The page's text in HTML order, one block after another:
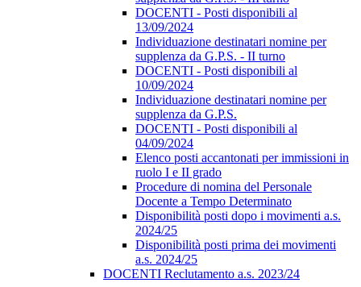
DOCENTI - Posti disponibili al
13/09/2024
Individuazione destinatari nomine per
supplenza da G.P.S. - II turno
DOCENTI - Posti disponibili al
10/09/2024
Individuazione destinatari nomine per
supplenza da G.P.S.
DOCENTI - Posti disponibili al
04/09/2024
Elenco posti accantonati per immissioni in
ruolo I e II grado
Procedure di nomina del Personale
Docente a Tempo Determinato
Disponibilità posti dopo i movimenti a.s.
2024/25
Disponibilità posti prima dei movimenti
a.s. 2024/25
DOCENTI Reclutamento a.s. 2023/24